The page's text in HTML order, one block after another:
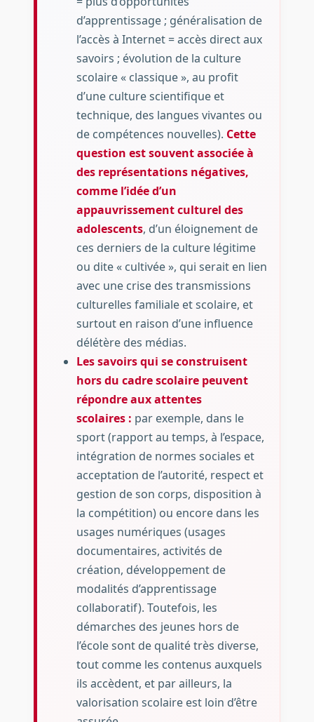
d’apprentissage ; généralisation de
l’accès à Internet = accès direct aux
savoirs ; évolution de la culture
scolaire « classique », au profit
d’une culture scientifique et
technique, des langues vivantes ou
de compétences nouvelles). Cette
question est souvent associée à
des représentations négatives,
comme l’idée d’un
appauvrissement culturel des
adolescents, d’un éloignement de
ces derniers de la culture légitime
ou dite « cultivée », qui serait en lien
avec une crise des transmissions
culturelles familiale et scolaire, et
surtout en raison d’une influence
délétère des médias.
Les savoirs qui se construisent
hors du cadre scolaire peuvent
répondre aux attentes
scolaires : par exemple, dans le
sport (rapport au temps, à l’espace,
intégration de normes sociales et
acceptation de l’autorité, respect et
gestion de son corps, disposition à
la compétition) ou encore dans les
usages numériques (usages
documentaires, activités de
création, développement de
modalités d’apprentissage
collaboratif). Toutefois, les
démarches des jeunes hors de
l’école sont de qualité très diverse,
tout comme les contenus auxquels
ils accèdent, et par ailleurs, la
valorisation scolaire est loin d’être